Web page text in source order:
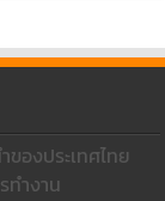
องประเทศไทย
ทำงาน